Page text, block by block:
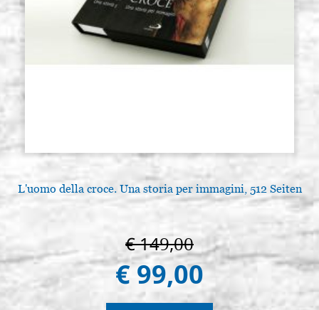
L'uomo della croce. Una storia per immagini, 512 Seiten
€ 149,00
€ 99,00